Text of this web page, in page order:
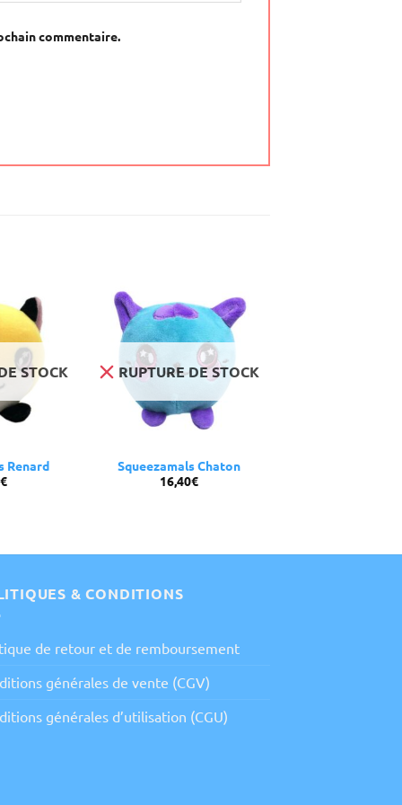
commentaire.
STOCK
Renard
€
RUPTURE DE STOCK
Squeezamals Chaton
16,40€
& CONDITIONS
de retour et de remboursement
générales de vente (CGV)
générales d’utilisation (CGU)